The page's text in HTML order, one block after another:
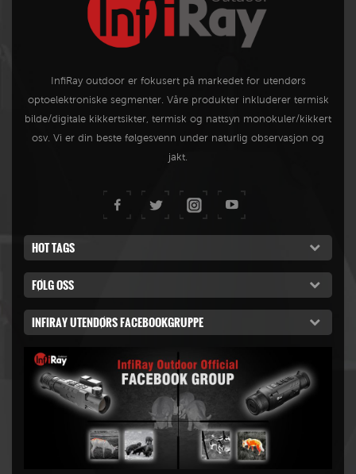
eksterne batterier, 32G
innebygd minne, WiFi , opptak,
fangst, Bluetooth-fjernkontroll,
egnet for utendørs jakt.
InfiRay outdoor er fokusert på markedet for utendørs
optoelektroniske segmenter. Våre produkter inkluderer termisk
bilde/digitale kikkertsikter, termisk og nattsyn monokuler/kikkert
osv. Vi er din beste følgesvenn under naturlig observasjon og
jakt.
HOT TAGS
FØLG OSS
INFIRAY UTENDØRS FACEBOOKGRUPPE